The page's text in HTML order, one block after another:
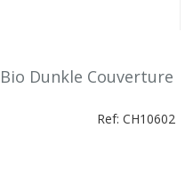
Bio Dunkle Couverture
Ref: CH10602